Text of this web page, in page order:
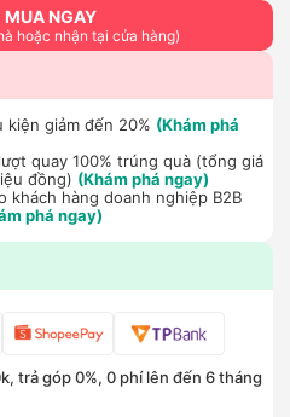
MUA NGAY
hoặc nhận tại cửa hàng)
kiện giảm đến 20% (Khám phá
quay 100% trúng quà (tổng giá
đồng) (Khám phá ngay)
khách hàng doanh nghiệp B2B
phá ngay)
trả góp 0%, 0 phí lên đến 6 tháng